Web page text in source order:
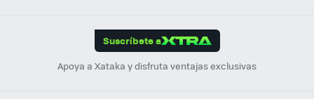
Suscríbete a
Apoya a Xataka y disfruta ventajas exclusivas